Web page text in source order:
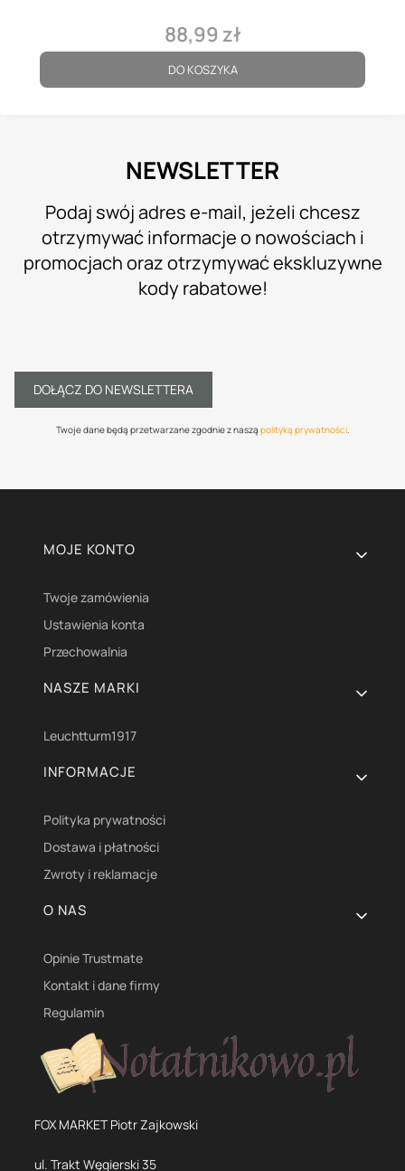
Cena
88,99 zł
DO KOSZYKA
NEWSLETTER
Podaj swój adres e-mail, jeżeli chcesz
otrzymywać informacje o nowościach i
promocjach oraz otrzymywać ekskluzywne
kody rabatowe!
DOŁĄCZ DO NEWSLETTERA
Twoje dane będą przetwarzane zgodnie z naszą polityką prywatności.
Linki w stopce
MOJE KONTO
Twoje zamówienia
Ustawienia konta
Przechowalnia
NASZE MARKI
Leuchtturm1917
INFORMACJE
Polityka prywatności
Dostawa i płatności
Zwroty i reklamacje
O NAS
Opinie Trustmate
Kontakt i dane firmy
Regulamin
FOX MARKET Piotr Zajkowski
ul. Trakt Węgierski 35